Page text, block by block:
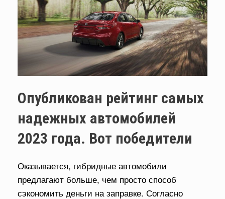
Опубликован рейтинг самых
надежных автомобилей
2023 года. Вот победители
Оказывается, гибридные автомобили
предлагают больше, чем просто способ
сэкономить деньги на заправке. Согласно